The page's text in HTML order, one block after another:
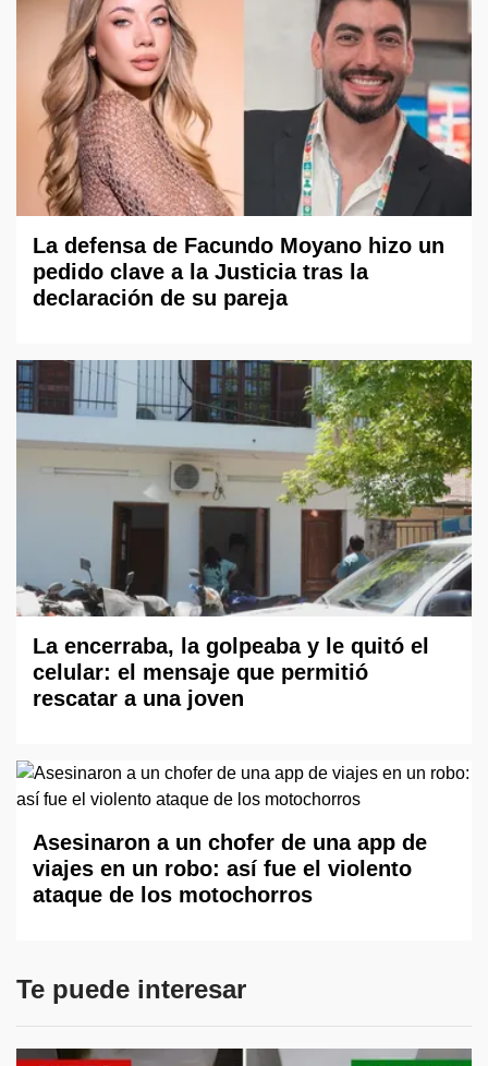
La defensa de Facundo Moyano hizo un
pedido clave a la Justicia tras la
declaración de su pareja
La encerraba, la golpeaba y le quitó el
celular: el mensaje que permitió
rescatar a una joven
Asesinaron a un chofer de una app de
viajes en un robo: así fue el violento
ataque de los motochorros
Te puede interesar